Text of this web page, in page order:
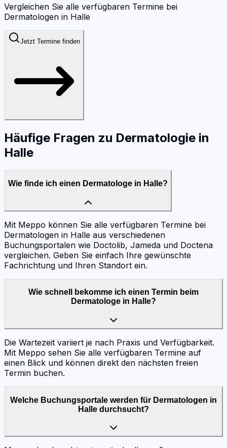
Vergleichen Sie alle verfügbaren Termine bei
Dermatologen in Halle
Jetzt Termine finden
Häufige Fragen zu Dermatologie in
Halle
Wie finde ich einen Dermatologe in Halle?
Mit Meppo können Sie alle verfügbaren Termine bei
Dermatologen in Halle aus verschiedenen
Buchungsportalen wie Doctolib, Jameda und Doctena
vergleichen. Geben Sie einfach Ihre gewünschte
Fachrichtung und Ihren Standort ein.
Wie schnell bekomme ich einen Termin beim
Dermatologe in Halle?
Die Wartezeit variiert je nach Praxis und Verfügbarkeit.
Mit Meppo sehen Sie alle verfügbaren Termine auf
einen Blick und können direkt den nächsten freien
Termin buchen.
Welche Buchungsportale werden für Dermatologen in
Halle durchsucht?